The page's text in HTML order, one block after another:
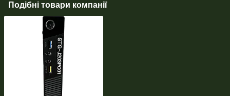
Подібні товари компанії